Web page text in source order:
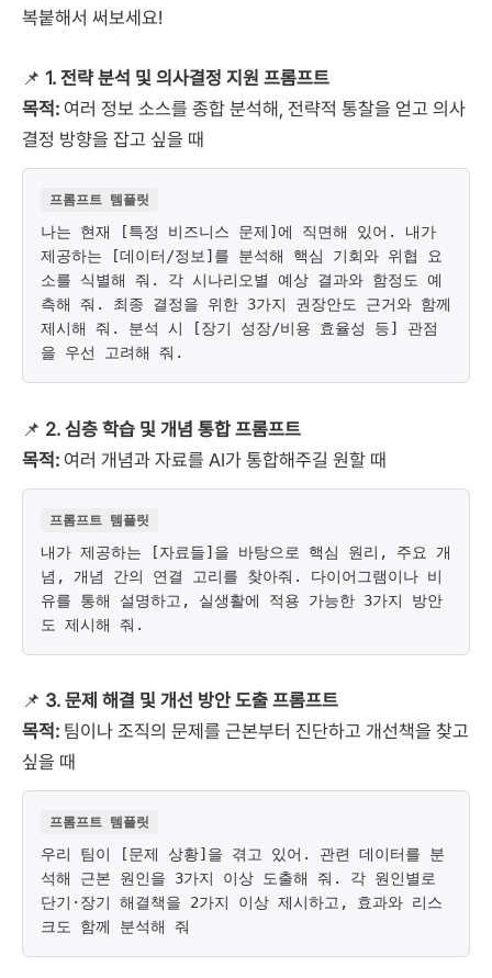
복붙해서 써보세요!
📌 1. 전략 분석 및 의사결정 지원 프롬프트
목적: 여러 정보 소스를 종합 분석해, 전략적 통찰을 얻고 의사
결정 방향을 잡고 싶을 때
프롬프트 템플릿
나는 현재 [특정 비즈니스 문제]에 직면해 있어. 내가
제공하는 [데이터/정보]를 분석해 핵심 기회와 위협 요
소를 식별해 줘. 각 시나리오별 예상 결과와 함정도 예
측해 줘. 최종 결정을 위한 3가지 권장안도 근거와 함께
제시해 줘. 분석 시 [장기 성장/비용 효율성 등] 관점
을 우선 고려해 줘.
📌 2. 심층 학습 및 개념 통합 프롬프트
목적: 여러 개념과 자료를 AI가 통합해주길 원할 때
프롬프트 템플릿
내가 제공하는 [자료들]을 바탕으로 핵심 원리, 주요 개
념, 개념 간의 연결 고리를 찾아줘. 다이어그램이나 비
유를 통해 설명하고, 실생활에 적용 가능한 3가지 방안
도 제시해 줘.
📌 3. 문제 해결 및 개선 방안 도출 프롬프트
목적: 팀이나 조직의 문제를 근본부터 진단하고 개선책을 찾고
싶을 때
프롬프트 템플릿
우리 팀이 [문제 상황]을 겪고 있어. 관련 데이터를 분
석해 근본 원인을 3가지 이상 도출해 줘. 각 원인별로
단기·장기 해결책을 2가지 이상 제시하고, 효과와 리스
크도 함께 분석해 줘